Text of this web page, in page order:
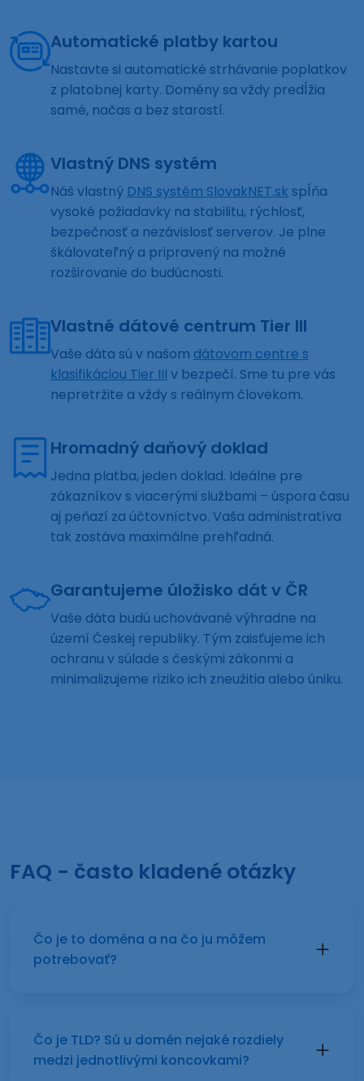
Automatické platby kartou
Nastavte si automatické strhávanie poplatkov
z platobnej karty. Domény sa vždy predĺžia
samé, načas a bez starostí.
Vlastný DNS systém
Náš vlastný DNS systém SlovakNET.sk spĺňa
vysoké požiadavky na stabilitu, rýchlosť,
bezpečnosť a nezávislosť serverov. Je plne
škálovateľný a pripravený na možné
rozširovanie do budúcnosti.
Vlastné dátové centrum Tier III
Vaše dáta sú v našom dátovom centre s
klasifikáciou Tier III v bezpečí. Sme tu pre vás
nepretržite a vždy s reálnym človekom.
Hromadný daňový doklad
Jedna platba, jeden doklad. Ideálne pre
zákazníkov s viacerými službami – úspora času
aj peňazí za účtovníctvo. Vaša administratíva
tak zostáva maximálne prehľadná.
Garantujeme úložisko dát v ČR
Vaše dáta budú uchovávané výhradne na
území Českej republiky. Tým zaisťujeme ich
ochranu v súlade s českými zákonmi a
minimalizujeme riziko ich zneužitia alebo úniku.
FAQ - často kladené otázky
Čo je to doména a na čo ju môžem
potrebovať?
Čo je TLD? Sú u domén nejaké rozdiely
medzi jednotlivými koncovkami?